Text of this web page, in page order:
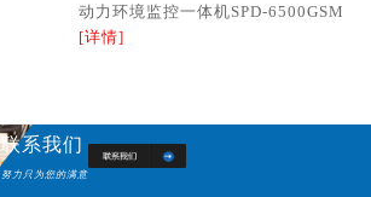
动力环境监控一体机SPD-6500GSM
[详情]
联系我们
努力只为您的满意